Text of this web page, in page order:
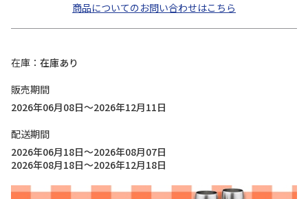
商品についてのお問い合わせはこちら
在庫
在庫あり
販売期間
2026年06月08日～2026年12月11日
配送期間
2026年06月18日～2026年08月07日
2026年08月18日～2026年12月18日